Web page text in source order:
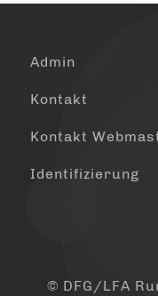
Admin
Kontakt
Kontakt
Identifizierung
© DFG/LFA